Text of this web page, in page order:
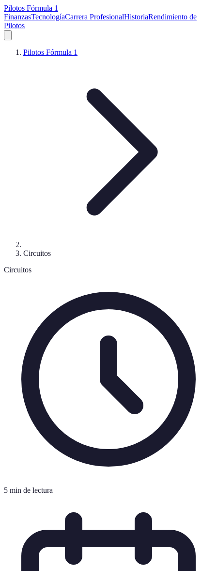
Pilotos Fórmula 1
FinanzasTecnologíaCarrera ProfesionalHistoriaRendimiento de
Pilotos
Pilotos Fórmula 1
Circuitos
Circuitos
5 min de lectura